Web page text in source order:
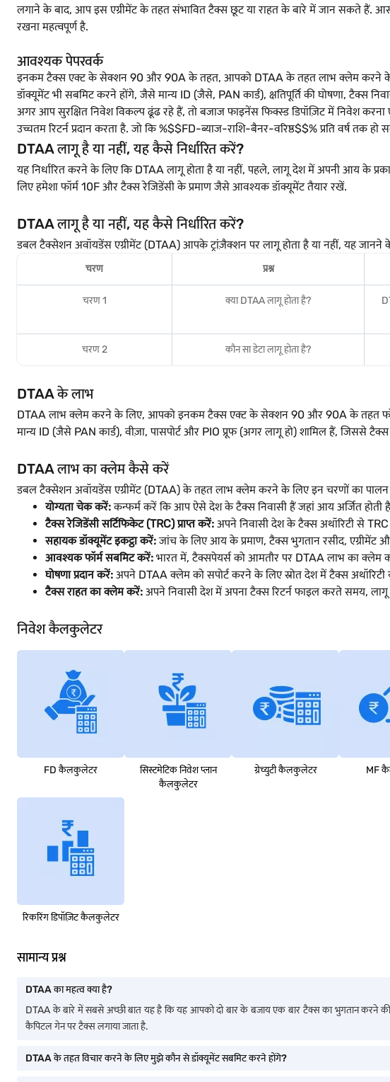
लगाने के बाद, आप इस एग्रीमेंट के तहत संभावित टैक्स छूट या राहत के बारे में जान सकते हैं.
रखना महत्वपूर्ण है.
आवश्यक पेपरवर्क
इनकम टैक्स एक्ट के सेक्शन 90 और 90A के तहत, आपको DTAA के तहत लाभ क्लेम करने के
डॉक्यूमेंट भी सबमिट करने होंगे, जैसे मान्य ID (जैसे, PAN कार्ड), क्षतिपूर्ति की घोषणा, टैक्स
अगर आप सुरक्षित निवेश विकल्प ढूंढ रहे हैं, तो बजाज फाइनेंस फिक्स्ड डिपॉज़िट में निवेश
उच्चतम रिटर्न प्रदान करता है. जो कि %$$FD-ब्याज-राशि-बैनर-वरिष्ठ$$% प्रति वर्ष तक हो
DTAA लागू है या नहीं, यह कैसे निर्धारित करें?
यह निर्धारित करने के लिए कि DTAA लागू होता है या नहीं, पहले, लागू देश में अपनी आय के
लिए हमेशा फॉर्म 10F और टैक्स रेजिडेंसी के प्रमाण जैसे आवश्यक डॉक्यूमेंट तैयार रखें.
DTAA लागू है या नहीं, यह कैसे निर्धारित करें?
डबल टैक्सेशन अवॉयडेंस एग्रीमेंट (DTAA) आपके ट्रांज़ैक्शन पर लागू होता है या नहीं, यह जानने
चरण प्रश्न
चरण 1 क्या DTAA लागू होता है?
चरण 2 कौन सा डेटा लागू होता है?
DTAA के लाभ
DTAA लाभ क्लेम करने के लिए, आपको इनकम टैक्स एक्ट के सेक्शन 90 और 90A के तहत फॉर्म
मान्य ID (जैसे PAN कार्ड), वीज़ा, पासपोर्ट और PIO प्रूफ (अगर लागू हो) शामिल हैं, जिससे
DTAA लाभ का क्लेम कैसे करें
डबल टैक्सेशन अवॉयडेंस एग्रीमेंट (DTAA) के तहत लाभ क्लेम करने के लिए इन चरणों का
योग्यता चेक करें:कन्फर्म करें कि आप ऐसे देश के टैक्स निवासी हैं जहां आय अर्जित होती
टैक्स रेजिडेंसी सर्टिफिकेट (TRC) प्राप्त करें: अपने निवासी देश के टैक्स अथॉरिटी से
सहायक डॉक्यूमेंट इकट्ठा करें:जांच के लिए आय के प्रमाण, टैक्स भुगतान रसीद, एग्रीमेंट
आवश्यक फॉर्म सबमिट करें: भारत में, टैक्सपेयर्स को आमतौर पर DTAA लाभ का क्लेम
घोषणा प्रदान करें: अपने DTAA क्लेम को सपोर्ट करने के लिए स्रोत देश में टैक्स
टैक्स राहत का क्लेम करें: अपने निवासी देश में अपना टैक्स रिटर्न फाइल करते समय,
निवेश कैलकुलेटर
FD कैलकुलेटर
सिस्टमेटिक निवेश प्लान
कैलकुलेटर
ग्रेच्युटी कैलकुलेटर MF
रिकरिंग डिपॉज़िट कैलकुलेटर
सामान्य प्रश्न
DTAA का महत्व क्या है?
DTAA के बारे में सबसे अच्छी बात यह है कि यह आपको दो बार के बजाय एक बार टैक्स का भुगतान करने
कैपिटल गेन पर टैक्स लगाया जाता है.
DTAA के तहत विचार करने के लिए मुझे कौन से डॉक्यूमेंट सबमिट करने होंगे?